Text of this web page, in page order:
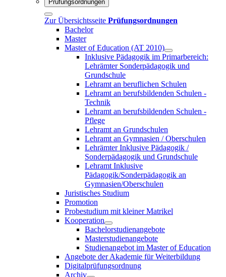
Prüfungsordnungen
Zur Übersichtsseite Prüfungsordnungen
Bachelor
Master
Master of Education (AT 2010)
Inklusive Pädagogik im Primarbereich:
Lehrämter Sonderpädagogik und
Grundschule
Lehramt an beruflichen Schulen
Lehramt an berufsbildenden Schulen -
Technik
Lehramt an berufsbildenden Schulen -
Pflege
Lehramt an Grundschulen
Lehramt an Gymnasien / Oberschulen
Lehrämter Inklusive Pädagogik /
Sonderpädagogik und Grundschule
Lehramt Inklusive
Pädagogik/Sonderpädagogik an
Gymnasien/Oberschulen
Juristisches Studium
Promotion
Probestudium mit kleiner Matrikel
Kooperation
Bachelorstudienangebote
Masterstudienangebote
Studienangebot im Master of Education
Angebote der Akademie für Weiterbildung
Digitalprüfungsordnung
Archiv